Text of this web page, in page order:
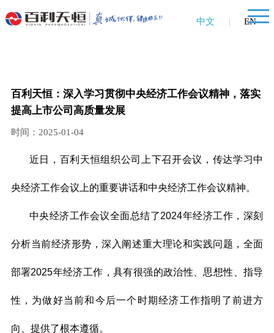
中文 | EN
百利天恒：深入学习贯彻中央经济工作会议精神，落实
提高上市公司高质量发展
时间：2025-01-04
近日，百利天恒组织公司上下召开会议，传达学习中
央经济工作会议上的重要讲话和中央经济工作会议精神。
中央经济工作会议全面总结了2024年经济工作，深刻
分析当前经济形势，深入阐述重大理论和实践问题，全面
部署2025年经济工作，具有很强的政治性、思想性、指导
性，为做好当前和今后一个时期经济工作指明了前进方
向、提供了根本遵循。